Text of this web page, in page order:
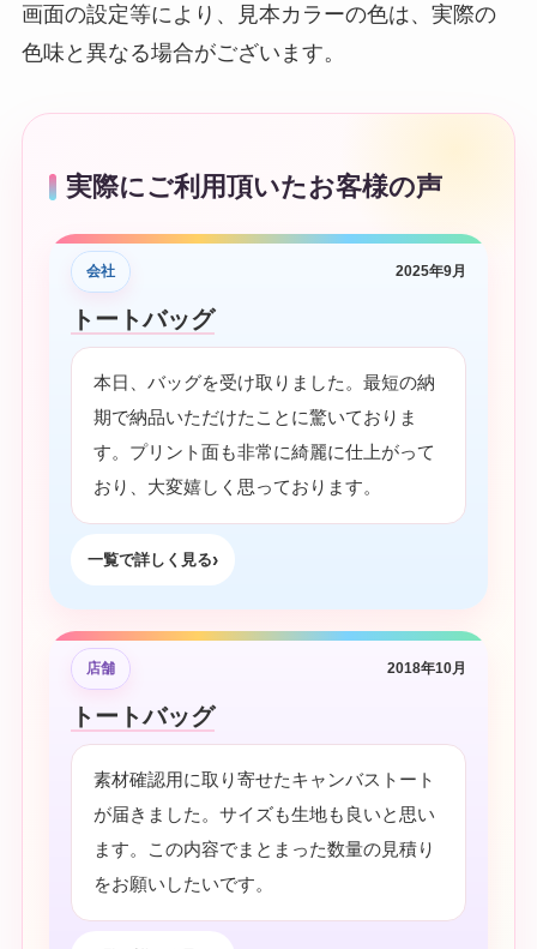
画面の設定等により、見本カラーの色は、実際の
色味と異なる場合がございます。
実際にご利用頂いたお客様の声
会社 2025年9月
トートバッグ
本日、バッグを受け取りました。最短の納
期で納品いただけたことに驚いておりま
す。プリント面も非常に綺麗に仕上がって
おり、大変嬉しく思っております。
一覧で詳しく見る
店舗 2018年10月
トートバッグ
素材確認用に取り寄せたキャンバストート
が届きました。サイズも生地も良いと思い
ます。この内容でまとまった数量の見積り
をお願いしたいです。